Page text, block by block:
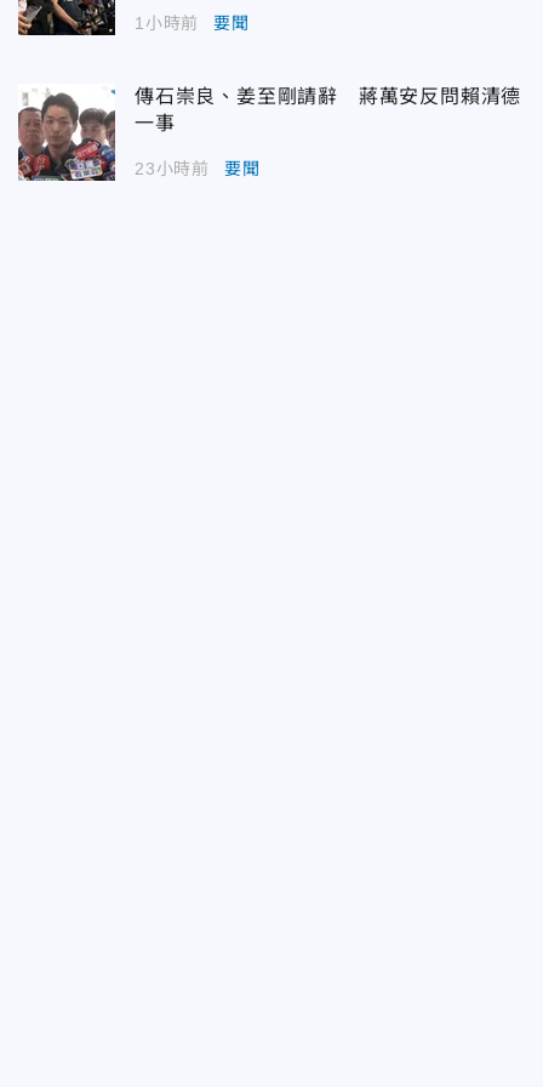
1小時前 要聞
傳石崇良、姜至剛請辭 蔣萬安反問賴清德
一事
23小時前 要聞